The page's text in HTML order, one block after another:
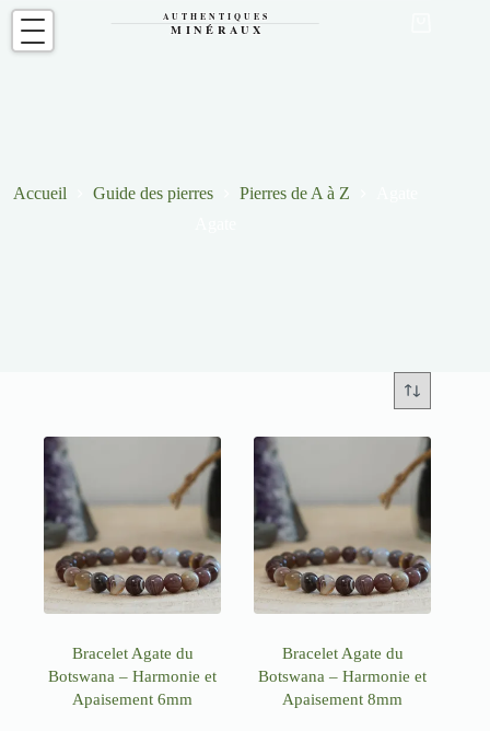
Passer
contenu
Accueil Guide des pierres Pierres de A à Z
Bracelet Agate du
Botswana – Harmonie et
Apaisement 6mm
Bracelet Agate du
Botswana – Harmonie et
Apaisement 8mm